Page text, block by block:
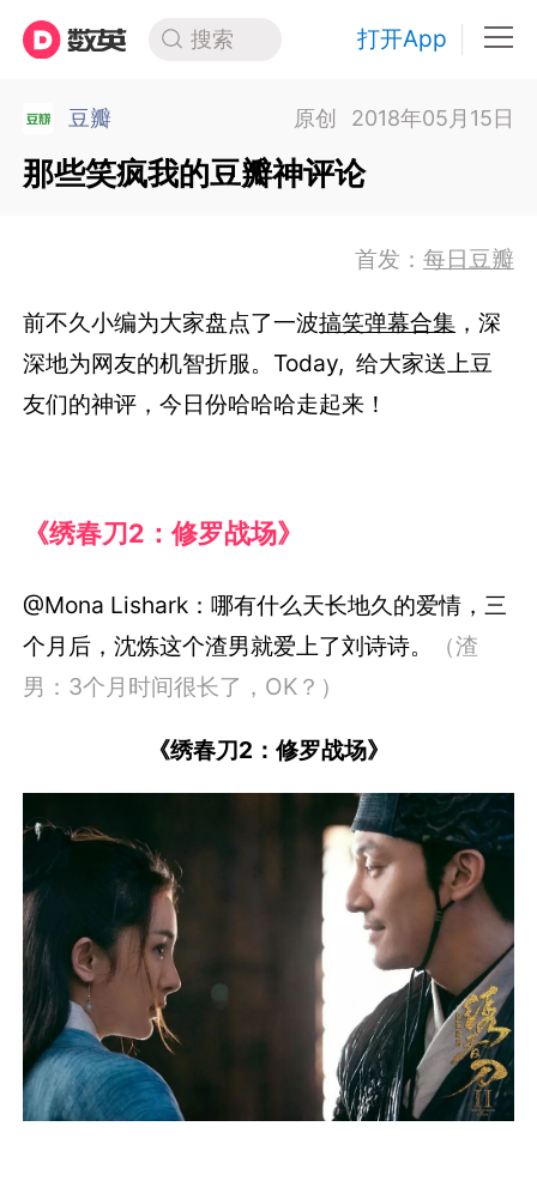
搜索 打开App
豆瓣 原创 2018年05月15日
那些笑疯我的豆瓣神评论
首发： 每日豆瓣
前不久小编为大家盘点了一波搞笑弹幕合集 ，深
深地为网友的机智折服。Today, 给大家送上豆
友们的神评，今日份哈哈哈走起来！
《绣春刀2：修罗战场》
@Mona Lishark：哪有什么天长地久的爱情，三
个月后，沈炼这个渣男就爱上了刘诗诗。
（渣
男：3个月时间很长了，OK？）
《绣春刀2：修罗战场》